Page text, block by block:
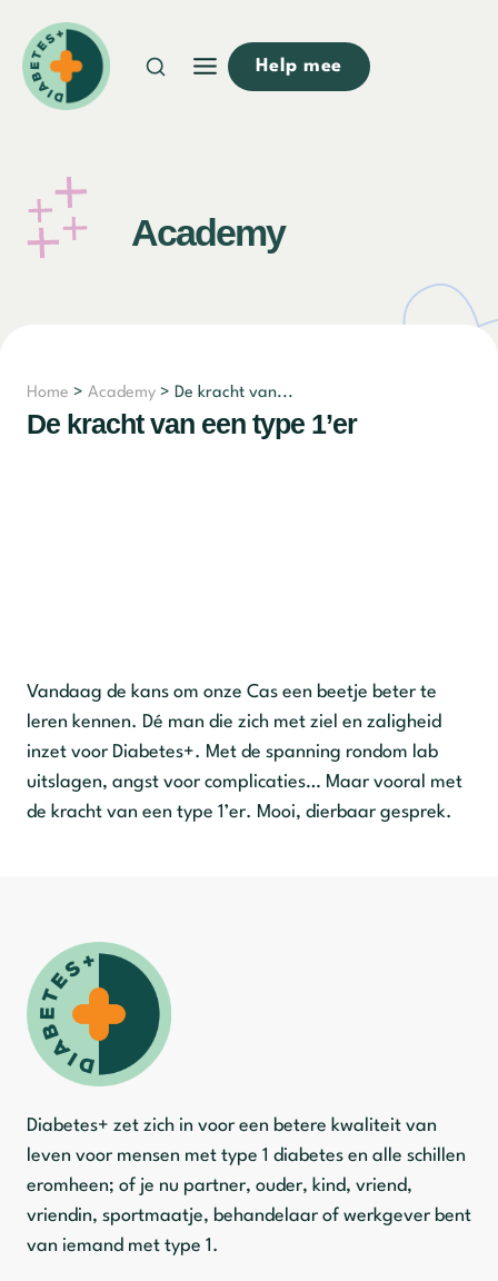
naar
inhoud
Help mee
Academy
Home > Academy > De kracht van...
De kracht van een type 1’er
Vandaag de kans om onze Cas een beetje beter te
leren kennen. Dé man die zich met ziel en zaligheid
inzet voor Diabetes+. Met de spanning rondom lab
uitslagen, angst voor complicaties… Maar vooral met
de kracht van een type 1’er. Mooi, dierbaar gesprek.
Diabetes+ zet zich in voor een betere kwaliteit van
leven voor mensen met type 1 diabetes en alle schillen
eromheen; of je nu partner, ouder, kind, vriend,
vriendin, sportmaatje, behandelaar of werkgever bent
van iemand met type 1.